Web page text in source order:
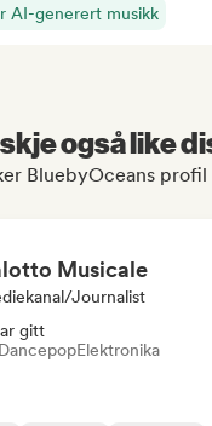
AI-generert musikk
også like
BluebyOceans profil
Musicale
journalist
gitt
DancepopElektronika